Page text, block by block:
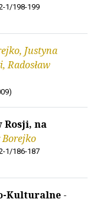
1/198-199
Justyna
Radosław
Rosji, na
Borejko
1/186-187
Kulturalne -